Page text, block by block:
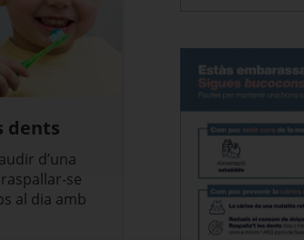
dents
d’una
se
al dia amb